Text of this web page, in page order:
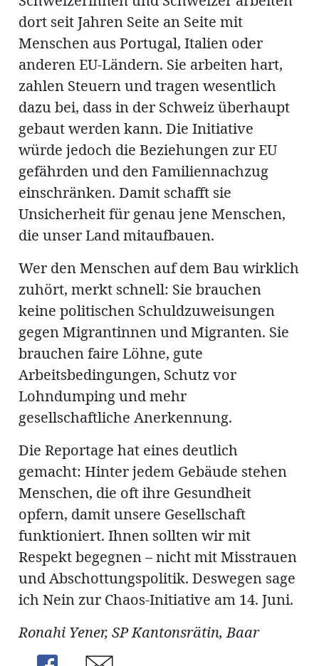
dort seit Jahren Seite an Seite mit
Menschen aus Portugal, Italien oder
anderen EU-Ländern. Sie arbeiten hart,
zahlen Steuern und tragen wesentlich
dazu bei, dass in der Schweiz überhaupt
gebaut werden kann. Die Initiative
würde jedoch die Beziehungen zur EU
gefährden und den Familiennachzug
einschränken. Damit schafft sie
Unsicherheit für genau jene Menschen,
die unser Land mitaufbauen.
Wer den Menschen auf dem Bau wirklich
zuhört, merkt schnell: Sie brauchen
keine politischen Schuldzuweisungen
gegen Migrantinnen und Migranten. Sie
brauchen faire Löhne, gute
Arbeitsbedingungen, Schutz vor
Lohndumping und mehr
gesellschaftliche Anerkennung.
Die Reportage hat eines deutlich
gemacht: Hinter jedem Gebäude stehen
Menschen, die oft ihre Gesundheit
opfern, damit unsere Gesellschaft
funktioniert. Ihnen sollten wir mit
Respekt begegnen – nicht mit Misstrauen
und Abschottungspolitik. Deswegen sage
ich Nein zur Chaos-Initiative am 14. Juni.
Ronahi Yener, SP Kantonsrätin, Baar